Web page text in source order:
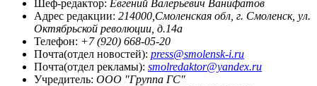
Шеф-редактор: Евгений Валерьевич Ванифатов
Адрес редакции: 214000,Смоленская обл, г. Смоленск, ул.
Октябрьской революции, д.14а
Телефон: +7 (920) 668-05-20
Почта(отдел новостей): press@smolensk-i.ru
Почта(отдел рекламы): smolredaktor@yandex.ru
Учредитель: ООО "Группа ГС"